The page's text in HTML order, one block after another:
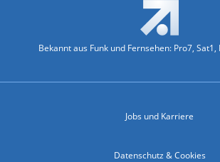
Bekannt aus Funk und Fernsehen: Pro7, Sat1,
Jobs und Karriere
Datenschutz & Cookies